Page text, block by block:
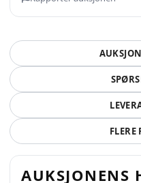
FLERE
AUKSJONENS